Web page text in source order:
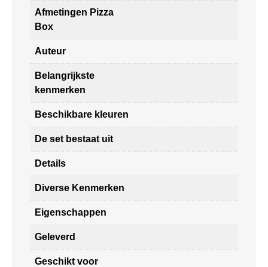
Afmetingen Pizza
Box
Auteur
Belangrijkste
kenmerken
Beschikbare kleuren
De set bestaat uit
Details
Diverse Kenmerken
Eigenschappen
Geleverd
Geschikt voor